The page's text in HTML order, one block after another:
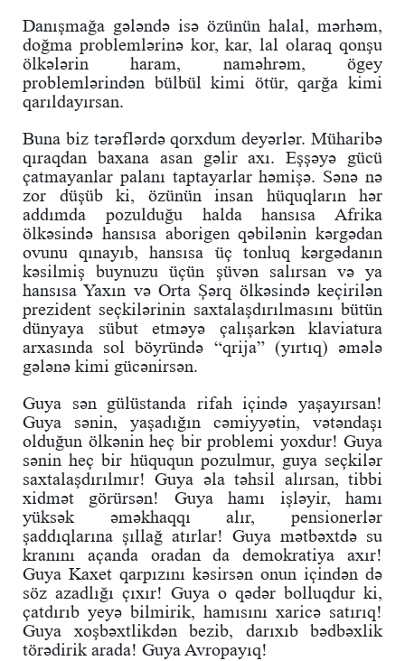
Danışmağa gələndə isə özünün halal, mərhəm,
doğma problemlərinə kor, kar, lal olaraq qonşu
ölkələrin haram, naməhrəm, ögey
problemlərindən bülbül kimi ötür, qarğa kimi
qarıldayırsan.
Buna biz tərəflərdə qorxdum deyərlər. Müharibə
qıraqdan baxana asan gəlir axı. Eşşəyə gücü
çatmayanlar palanı taptayarlar həmişə. Sənə nə
zor düşüb ki, özünün insan hüquqların hər
addımda pozulduğu halda hansısa Afrika
ölkəsində hansısa aborigen qəbilənin kərgədan
ovunu qınayıb, hansısa üç tonluq kərgədanın
kəsilmiş buynuzu üçün şüvən salırsan və ya
hansısa Yaxın və Orta Şərq ölkəsində keçirilən
prezident seçkilərinin saxtalaşdırılmasını bütün
dünyaya sübut etməyə çalışarkən klaviatura
arxasında sol böyründə “qrija” (yırtıq) əmələ
gələnə kimi gücənirsən.
Guya sən gülüstanda rifah içində yaşayırsan!
Guya sənin, yaşadığın cəmiyyətin, vətəndaşı
olduğun ölkənin heç bir problemi yoxdur! Guya
sənin heç bir hüququn pozulmur, guya seçkilər
saxtalaşdırılmır! Guya əla təhsil alırsan, tibbi
xidmət görürsən! Guya hamı işləyir, hamı
yüksək əməkhaqqı alır, pensionerlər
şaddıqlarına şıllağ atırlar! Guya mətbəxtdə su
kranını açanda oradan da demokratiya axır!
Guya Kaxet qarpızını kəsirsən onun içindən də
söz azadlığı çıxır! Guya o qədər bolluqdur ki,
çatdırıb yeyə bilmirik, hamısını xaricə satırıq!
Guya xoşbəxtlikdən bezib, darıxıb bədbəxlik
törədirik arada! Guya Avropayıq!